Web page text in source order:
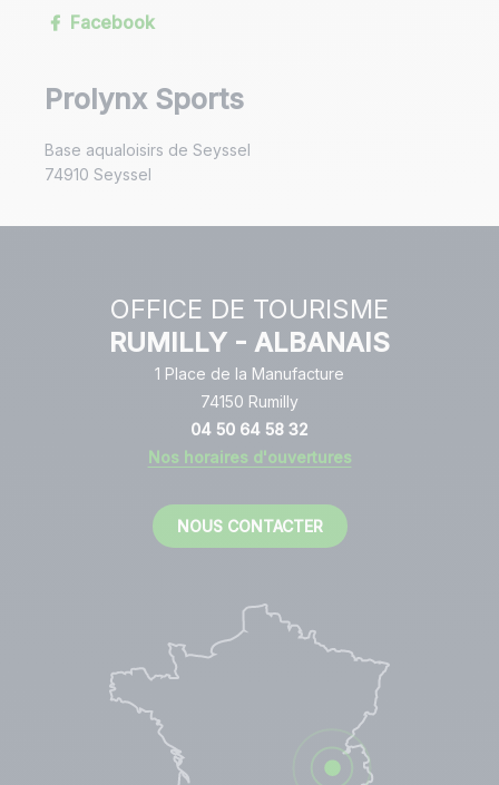
Location de matériel
Location de matériel pour personnes
Location de VTT à assistance électrique
Centre de loisirs
Location de planche à voile
Facebook
Prolynx Sports
Base aqualoisirs de Seyssel
74910 Seyssel
OFFICE DE TOURISME
RUMILLY - ALBANAIS
1 Place de la Manufacture
74150 Rumilly
04 50 64 58 32
Nos horaires d'ouvertures
NOUS CONTACTER